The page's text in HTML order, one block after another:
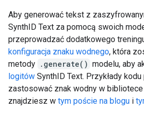
Aby generować tekst z
SynthID Text za pomocą swoich
przeprowadzać dodatkowego
konfiguracja znaku wodnego, która
metody .generate() modelu, aby
logitów SynthID Text. Przykłady
zastosować znak wodny w
znajdziesz w tym poście na blogu i